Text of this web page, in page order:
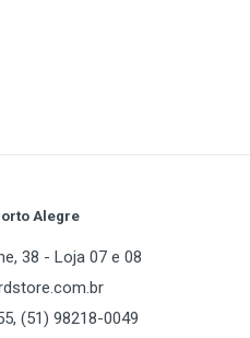
Alegre
38 - Loja 07 e 08
(51) 98218-0049